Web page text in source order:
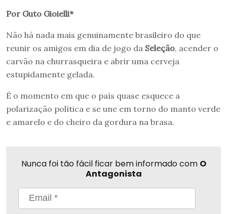
Por Guto Gioielli*
Não há nada mais genuinamente brasileiro do que
reunir os amigos em dia de jogo da Seleção, acender o
carvão na churrasqueira e abrir uma cerveja
estupidamente gelada.
É o momento em que o país quase esquece a
polarização política e se une em torno do manto verde
e amarelo e do cheiro da gordura na brasa.
Nunca foi tão fácil ficar bem informado com O
Antagonista